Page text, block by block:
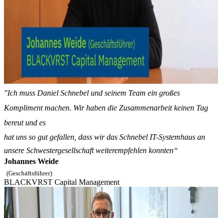
"Ich muss Daniel Schnebel und seinem Team ein großes
Kompliment machen. Wir haben die Zusammenarbeit keinen Tag
bereut und es
hat uns so gut gefallen, dass wir das Schnebel IT-Systemhaus an
unsere Schwestergesellschaft weiterempfehlen konnten“
Johannes Weide
(Geschäftsführer)
BLACKVRST Capital Management